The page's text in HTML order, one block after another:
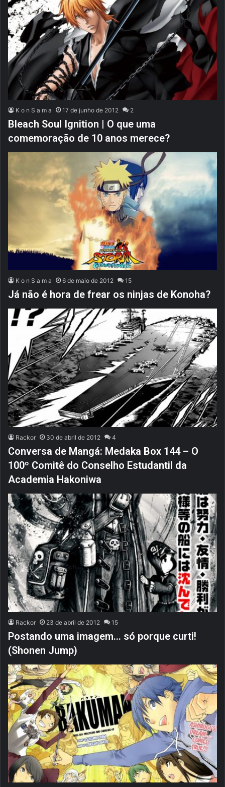
K o n S a m a 17 de junho de 2012 2
Bleach Soul Ignition | O que uma
comemoração de 10 anos merece?
K o n S a m a 6 de maio de 2012 15
Já não é hora de frear os ninjas de Konoha?
Rackor 30 de abril de 2012 4
Conversa de Mangá: Medaka Box 144 – O
100º Comitê do Conselho Estudantil da
Academia Hakoniwa
Rackor 23 de abril de 2012 15
Postando uma imagem… só porque curti!
(Shonen Jump)